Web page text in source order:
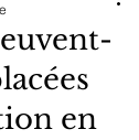
en